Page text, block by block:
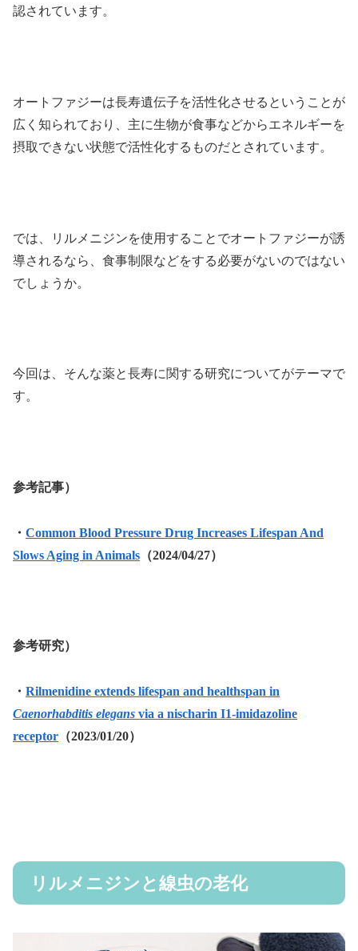
認されています。
オートファジーは長寿遺伝子を活性化させるということが
広く知られており、主に生物が食事などからエネルギーを
摂取できない状態で活性化するものだとされています。
では、リルメニジンを使用することでオートファジーが誘
導されるなら、食事制限などをする必要がないのではない
でしょうか。
今回は、そんな薬と長寿に関する研究についてがテーマで
す。
参考記事）
・ Common Blood Pressure Drug Increases Lifespan And
Slows Aging in Animals （2024/04/27）
参考研究）
・ Rilmenidine extends lifespan and healthspan in
Caenorhabditis elegans via a nischarin I1-imidazoline
receptor （2023/01/20）
リルメニジンと線虫の老化